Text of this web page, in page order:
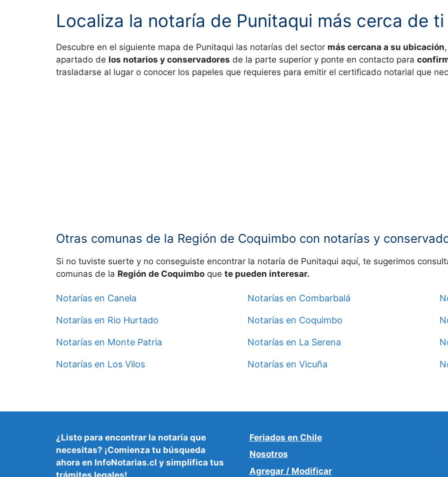
Localiza la notaría de Punitaqui más cerca de ti
Descubre en el siguiente mapa de Punitaqui las notarías del sector más cercana a su ubicación
apartado de los notarios y conservadores de la parte superior y ponte en contacto para
trasladarse al lugar o conocer los papeles que requieres para emitir el certificado notarial que
Otras comunas de la Región de Coquimbo con notarías y
Si no tuviste suerte y no conseguiste encontrar la notaría de Punitaqui aquí, te sugerimos
comunas de la Región de Coquimbo que te pueden interesar.
Notarías en Canela Notarías en Combarbalá
Notarías en Rio Hurtado Notarías en Coquimbo
Notarías en Monte Patria Notarías en La Serena
Notarías en Los Vilos Notarías en Vicuña
¿Listo para encontrar la notaría que
necesitas? ¡Comienza tu búsqueda
ahora en InfoNotarias.cl y simplifica tus
trámites legales!
Feriados en Chile
Nosotros
Agregar / Modificar